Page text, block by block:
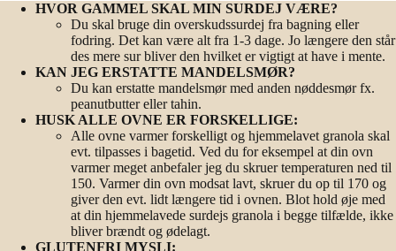
HVOR GAMMEL SKAL MIN SURDEJ VÆRE?
Du skal bruge din overskudssurdej fra bagning eller
fodring. Det kan være alt fra 1-3 dage. Jo længere den står
des mere sur bliver den hvilket er vigtigt at have i mente.
KAN JEG ERSTATTE MANDELSMØR?
Du kan erstatte mandelsmør med anden nøddesmør fx.
peanutbutter eller tahin.
HUSK ALLE OVNE ER FORSKELLIGE:
Alle ovne varmer forskelligt og hjemmelavet granola skal
evt. tilpasses i bagetid. Ved du for eksempel at din ovn
varmer meget anbefaler jeg du skruer temperaturen ned til
150. Varmer din ovn modsat lavt, skruer du op til 170 og
giver den evt. lidt længere tid i ovnen. Blot hold øje med
at din hjemmelavede surdejs granola i begge tilfælde, ikke
bliver brændt og ødelagt.
GLUTENFRI MYSLI: